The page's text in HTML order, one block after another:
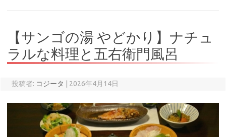
【サンゴの湯 やどかり】ナチュ
ラルな料理と五右衛門風呂
投稿者: コジータ 2026年4月14日